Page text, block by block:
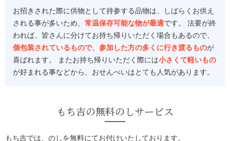
お招きされた際に供物として持参する品物は、しばらくお供え
される事が多いため、 常温保存可能な物が最適です。 法要が終
われば、皆さんに分けてお持ち帰りいただく場合もあるので、
個包装されているもので、参加した方の多くに行き渡るものが
喜ばれます。 またお持ち帰りいただく際には小さくて軽いもの
が好まれる事などから、おせんべいはとても人気があります。
もち吉の無料のしサービス
もち吉では、のしを無料にてお付けいたしております。